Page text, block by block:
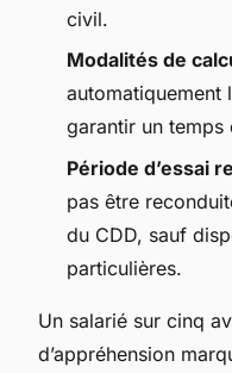
civil.
Modalités de
automatiquement
garantir un temps
Période d’essai
pas être
du CDD, sauf
particulières.
Un salarié sur cinq
d’appréhension